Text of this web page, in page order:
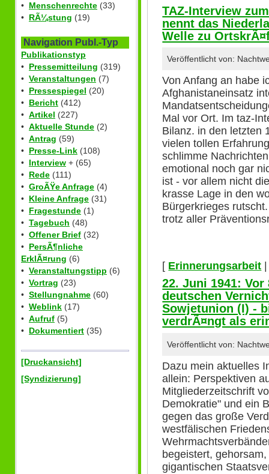
• Menschenrechte (33)
• RÃ¼stung (19)
Navigation Publ.-Typ
Publikationstyp
• Pressemitteilung (319)
• Veranstaltungen (7)
• Pressespiegel (20)
• Bericht (412)
• Artikel (227)
• Aktuelle Stunde (2)
• Antrag (59)
• Presse-Link (108)
• Interview + (65)
• Rede (111)
• GroÃŸe Anfrage (4)
• Kleine Anfrage (31)
• Fragestunde (1)
• Tagebuch (48)
• Offener Brief (32)
• PersÃ¶nliche
ErklÃ¤rung (6)
• Veranstaltungstipp (6)
• Vortrag (23)
• Stellungnahme (60)
• Weblink (17)
• Aufruf (5)
• Dokumentiert (35)
[Druckansicht]
[Syndizierung]
TAZ-Interview
nennt das
Welle zu
Veröffentlicht von:
Von Anfang an habe
Afghanistaneinsatz
Mal vor Ort. Im taz-
Bilanz. in den letzten
vielen tollen
schlimme
emotional noch gar
ist - vor allem nicht
krasse Lage in den
Bürgerkrieges
trotz aller
[ Erinnerungsarbeit
22. Juni 1941:
deutschen
Sowjetunion (I) -
verdrÃ¤ngt als
Veröffentlicht von:
Dazu mein aktuelles
allein: Perspektiven
Mitgliederzeitschrift
Demokratie" und ein
gegen das große
westfälischen
begeistert,
gigantischen